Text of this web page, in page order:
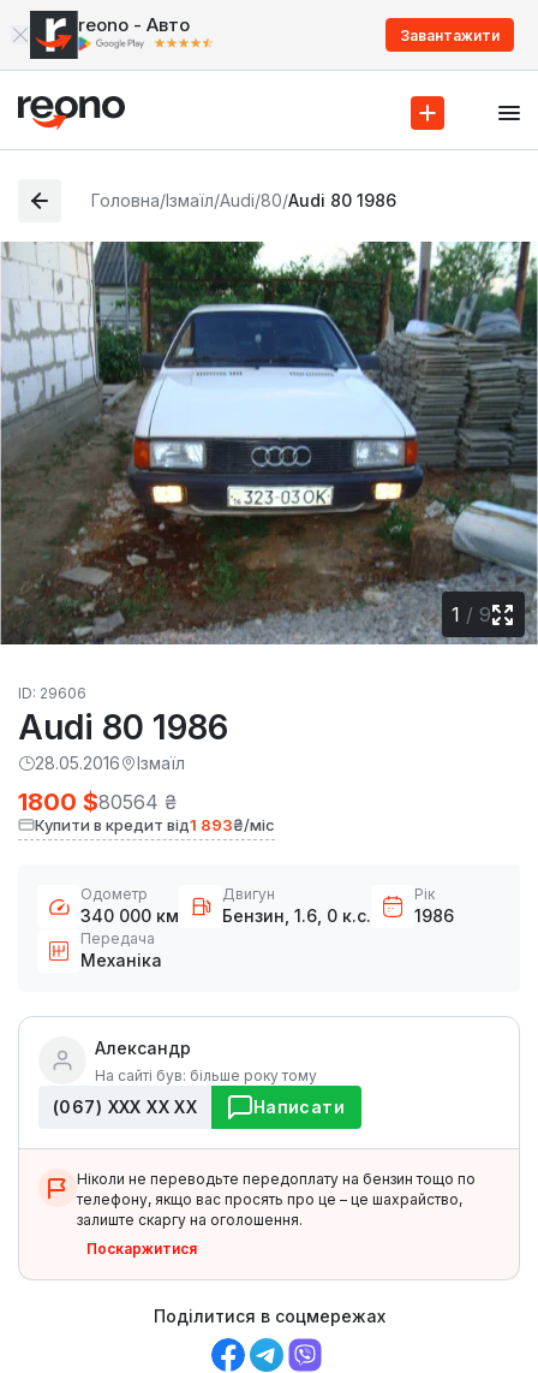
reono - Авто Завантажити
Головна/Ізмаїл/Audi/80/Audi 80 1986
1 / 9
ID: 29606
Audi 80 1986
28.05.2016 Ізмаїл
1800 $80564 ₴
Купити в кредит від1 893₴/міс
Одометр
340 000 км
Двигун
Бензин, 1.6, 0 к.с.
Рік
1986
Передача
Механіка
Александр
На сайті був: більше року тому
(067) ХХХ ХХ ХХ Написати
Ніколи не переводьте передоплату на бензин тощо по
телефону, якщо вас просять про це – це шахрайство,
залиште скаргу на оголошення.
Поскаржитися
Поділитися в соцмережах